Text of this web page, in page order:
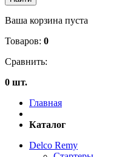
Ваша корзина пуста
Товаров: 0
Сравнить:
0 шт.
Главная
Каталог
Delco Remy